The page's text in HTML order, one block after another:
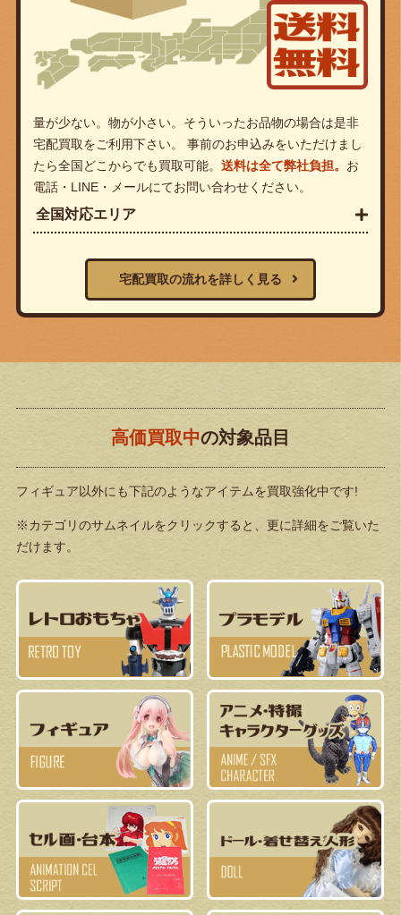
量が少ない。物が小さい。そういったお品物の場合は是非
宅配買取をご利用下さい。 事前のお申込みをいただけまし
たら全国どこからでも買取可能。 送料は全て弊社負担。 お
電話・LINE・メールにてお問い合わせください。
全国対応エリア
宅配買取の流れを詳しく見る
高価買取中の対象品目
フィギュア以外にも下記のようなアイテムを買取強化中です!
※カテゴリのサムネイルをクリックすると、更に詳細をご覧いた
だけます。